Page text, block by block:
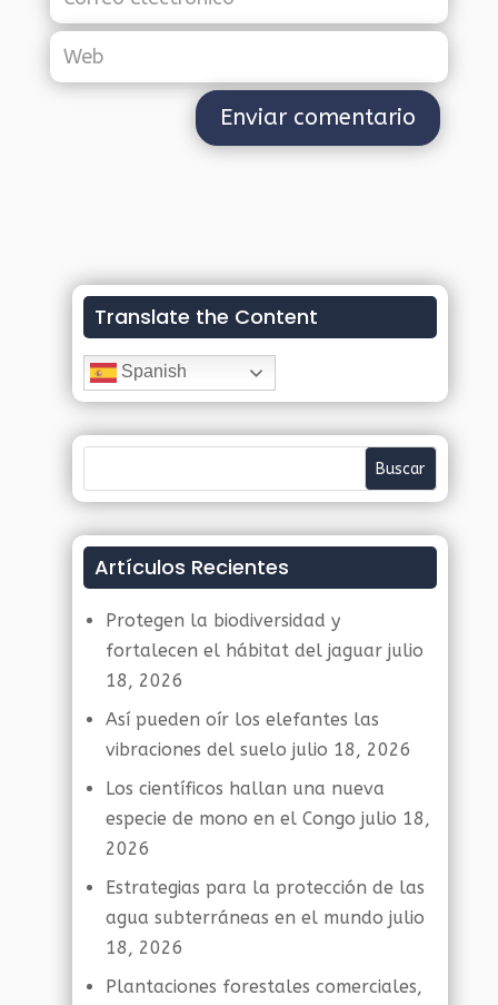
Translate the Content
Spanish
Artículos Recientes
Protegen la biodiversidad y
fortalecen el hábitat del jaguar julio
18, 2026
Así pueden oír los elefantes las
vibraciones del suelo julio 18, 2026
Los científicos hallan una nueva
especie de mono en el Congo julio 18,
2026
Estrategias para la protección de las
agua subterráneas en el mundo julio
18, 2026
Plantaciones forestales comerciales,